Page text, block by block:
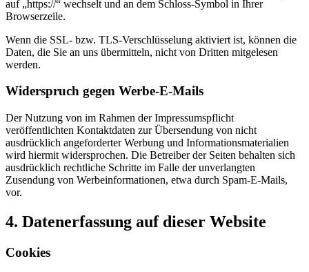
auf „https://“ wechselt und an dem Schloss-Symbol in Ihrer
Browserzeile.
Wenn die SSL- bzw. TLS-Verschlüsselung aktiviert ist, können die
Daten, die Sie an uns übermitteln, nicht von Dritten mitgelesen
werden.
Widerspruch gegen Werbe-E-Mails
Der Nutzung von im Rahmen der Impressumspflicht
veröffentlichten Kontaktdaten zur Übersendung von nicht
ausdrücklich angeforderter Werbung und Informationsmaterialien
wird hiermit widersprochen. Die Betreiber der Seiten behalten sich
ausdrücklich rechtliche Schritte im Falle der unverlangten
Zusendung von Werbeinformationen, etwa durch Spam-E-Mails,
vor.
4. Datenerfassung auf dieser Website
Cookies